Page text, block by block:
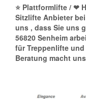
⭐ Plattformlifte / ❤
Sitzlifte Anbieter
uns , dass Sie uns
56820 Senheim
für Treppenlifte
Beratung macht